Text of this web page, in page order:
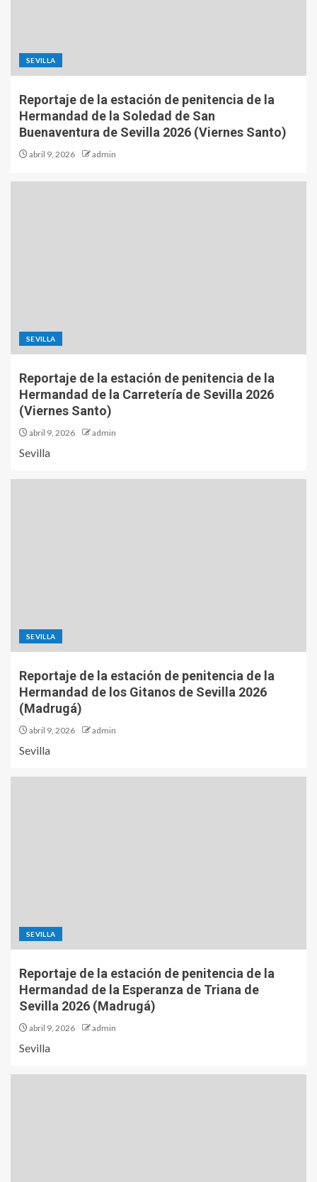
SEVILLA
Reportaje de la estación de penitencia de la
Hermandad de la Soledad de San
Buenaventura de Sevilla 2026 (Viernes Santo)
abril 9, 2026 admin
SEVILLA
Reportaje de la estación de penitencia de la
Hermandad de la Carretería de Sevilla 2026
(Viernes Santo)
abril 9, 2026 admin
Sevilla
SEVILLA
Reportaje de la estación de penitencia de la
Hermandad de los Gitanos de Sevilla 2026
(Madrugá)
abril 9, 2026 admin
Sevilla
SEVILLA
Reportaje de la estación de penitencia de la
Hermandad de la Esperanza de Triana de
Sevilla 2026 (Madrugá)
abril 9, 2026 admin
Sevilla